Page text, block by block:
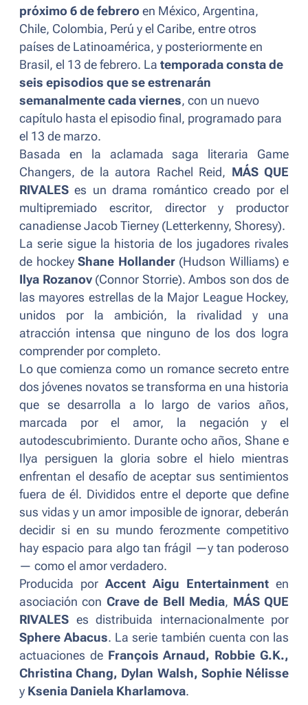
próximo 6 de febrero en México, Argentina,
Chile, Colombia, Perú y el Caribe, entre otros
países de Latinoamérica, y posteriormente en
Brasil, el 13 de febrero. La temporada consta de
seis episodios que se estrenarán
semanalmente cada viernes, con un nuevo
capítulo hasta el episodio final, programado para
el 13 de marzo.
Basada en la aclamada saga literaria Game
Changers, de la autora Rachel Reid, MÁS QUE
RIVALES es un drama romántico creado por el
multipremiado escritor, director y productor
canadiense Jacob Tierney (Letterkenny, Shoresy).
La serie sigue la historia de los jugadores rivales
de hockey Shane Hollander(Hudson Williams) e
Ilya Rozanov(Connor Storrie). Ambos son dos de
las mayores estrellas de la Major League Hockey,
unidos por la ambición, la rivalidad y una
atracción intensa que ninguno de los dos logra
comprender por completo.
Lo que comienza como un romance secreto entre
dos jóvenes novatos se transforma en una historia
que se desarrolla a lo largo de varios años,
marcada por el amor, la negación y el
autodescubrimiento. Durante ocho años, Shane e
Ilya persiguen la gloria sobre el hielo mientras
enfrentan el desafío de aceptar sus sentimientos
fuera de él. Divididos entre el deporte que define
sus vidas y un amor imposible de ignorar, deberán
decidir si en su mundo ferozmente competitivo
hay espacio para algo tan frágil —y tan poderoso
— como el amor verdadero.
Producida por Accent Aigu Entertainment en
asociación con Crave de Bell Media, MÁS QUE
RIVALES es distribuida internacionalmente por
Sphere Abacus. La serie también cuenta con las
actuaciones de François Arnaud, Robbie G.K.,
Christina Chang, Dylan Walsh, Sophie Nélisse
y Ksenia Daniela Kharlamova.